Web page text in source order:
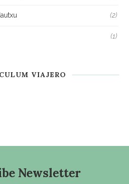
(2)
(1)
VIAJERO
Newsletter